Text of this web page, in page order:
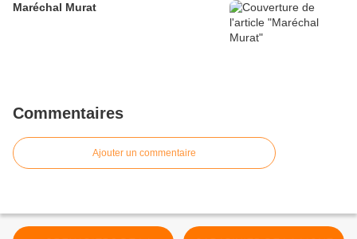
Maréchal Murat
Commentaires
Ajouter un commentaire